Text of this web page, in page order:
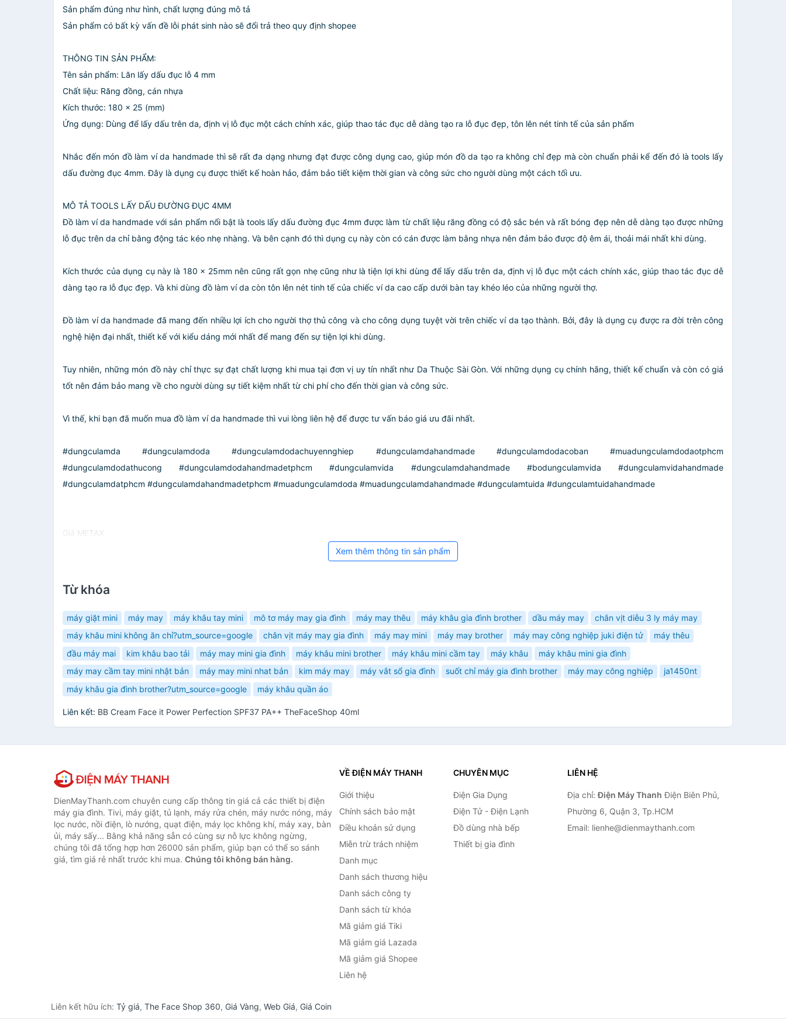
Sản phẩm đúng như hình, chất lượng đúng mô tả
Sản phẩm có bất kỳ vấn đề lỗi phát sinh nào sẽ đổi trả theo quy định shopee
THÔNG TIN SẢN PHẨM:
Tên sản phẩm: Lăn lấy dấu đục lỗ 4 mm
Chất liệu: Răng đồng, cán nhựa
Kích thước: 180 x 25 (mm)
Ứng dụng: Dùng để lấy dấu trên da, định vị lỗ đục một cách chính xác, giúp thao tác đục dễ dàng tạo ra lỗ đục đẹp, tôn lên nét tinh tế của sản phẩm
Nhắc đến món đồ làm ví da handmade thì sẽ rất đa dạng nhưng đạt được công dụng cao, giúp món đồ da tạo ra không chỉ đẹp mà còn chuẩn phải kể đến đó là tools lấy
dấu đường đục 4mm. Đây là dụng cụ được thiết kế hoàn hảo, đảm bảo tiết kiệm thời gian và công sức cho người dùng một cách tối ưu.
MÔ TẢ TOOLS LẤY DẤU ĐƯỜNG ĐỤC 4MM
Đồ làm ví da handmade với sản phẩm nổi bật là tools lấy dấu đường đục 4mm được làm từ chất liệu răng đồng có độ sắc bén và rất bóng đẹp nên dễ dàng tạo được những
lỗ đục trên da chỉ bằng động tác kéo nhẹ nhàng. Và bên cạnh đó thì dụng cụ này còn có cán được làm bằng nhựa nên đảm bảo được độ êm ái, thoải mái nhất khi dùng.
Kích thước của dụng cụ này là 180 x 25mm nên cũng rất gọn nhẹ cũng như là tiện lợi khi dùng để lấy dấu trên da, định vị lỗ đục một cách chính xác, giúp thao tác đục dễ
dàng tạo ra lỗ đục đẹp. Và khi dùng đồ làm ví da còn tôn lên nét tinh tế của chiếc ví da cao cấp dưới bàn tay khéo léo của những người thợ.
Đồ làm ví da handmade đã mang đến nhiều lợi ích cho người thợ thủ công và cho công dụng tuyệt vời trên chiếc ví da tạo thành. Bởi, đây là dụng cụ được ra đời trên công
nghệ hiện đại nhất, thiết kế với kiểu dáng mới nhất để mang đến sự tiện lợi khi dùng.
Tuy nhiên, những món đồ này chỉ thực sự đạt chất lượng khi mua tại đơn vị uy tín nhất như Da Thuộc Sài Gòn. Với những dụng cụ chính hãng, thiết kế chuẩn và còn có giá
tốt nên đảm bảo mang về cho người dùng sự tiết kiệm nhất từ chi phí cho đến thời gian và công sức.
Vì thế, khi bạn đã muốn mua đồ làm ví da handmade thì vui lòng liên hệ để được tư vấn báo giá ưu đãi nhất.
#dungculamda #dungculamdoda #dungculamdodachuyennghiep #dungculamdahandmade #dungculamdodacoban #muadungculamdodaotphcm
#dungculamdodathucong #dungculamdodahandmadetphcm #dungculamvida #dungculamdahandmade #bodungculamvida #dungculamvidahandmade
#dungculamdatphcm #dungculamdahandmadetphcm #muadungculamdoda #muadungculamdahandmade #dungculamtuida #dungculamtuidahandmade
Giá METAX
Xem thêm thông tin sản phẩm
Từ khóa
máy giặt mini máy may máy khâu tay mini mô tơ máy may gia đình máy may thêu máy khâu gia đình brother dầu máy may
chân vịt diễu 3 ly máy may
máy khâu mini không ăn chỉ?utm_source=google
chân vịt máy may gia đình máy may mini máy may brother máy may công nghiệp juki điện tử
máy thêu
đầu máy mai
kim khâu bao tải máy may mini gia đình máy khâu mini brother máy khâu mini cầm tay máy khâu
máy khâu mini gia đình
máy may cầm tay mini nhật bản
máy may mini nhat bản kim máy may máy vắt sổ gia đình suốt chỉ máy gia đình brother máy may công nghiệp
ja1450nt
máy khâu gia đình brother?utm_source=google
máy khâu quần áo
Liên kết: BB Cream Face it Power Perfection SPF37 PA++ TheFaceShop 40ml
DienMayThanh.com chuyên cung cấp thông tin giá cả các thiết bị điện
máy gia đình. Tivi, máy giặt, tủ lạnh, máy rửa chén, máy nước nóng, máy
lọc nước, nồi điện, lò nướng, quạt điện, máy lọc không khí, máy xay, bàn
ủi, máy sấy... Bằng khả năng sẵn có cùng sự nỗ lực không ngừng,
chúng tôi đã tổng hợp hơn 26000 sản phẩm, giúp bạn có thể so sánh
giá, tìm giá rẻ nhất trước khi mua. Chúng tôi không bán hàng.
VỀ ĐIỆN MÁY THANH
Giới thiệu
Chính sách bảo mật
Điều khoản sử dụng
Miễn trừ trách nhiệm
Danh mục
Danh sách thương hiệu
Danh sách công ty
Danh sách từ khóa
Mã giảm giá Tiki
Mã giảm giá Lazada
Mã giảm giá Shopee
Liên hệ
CHUYÊN MỤC
Điện Gia Dụng
Điện Tử - Điện Lạnh
Đồ dùng nhà bếp
Thiết bị gia đình
LIÊN HỆ
Địa chỉ:Điện Máy Thanh Điện Biên Phủ,
Phường 6, Quận 3, Tp.HCM
Email: lienhe@dienmaythanh.com
Liên kết hữu ích: Tỷ giá, The Face Shop 360, Giá Vàng, Web Giá, Giá Coin